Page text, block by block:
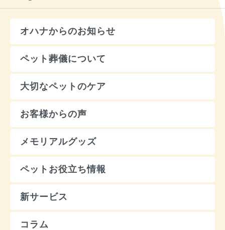
オハナからのお知らせ
ペット葬儀について
大切なペットのケア
お客様からの声
メモリアルグッズ
ペットお役立ち情報
新サービス
コラム